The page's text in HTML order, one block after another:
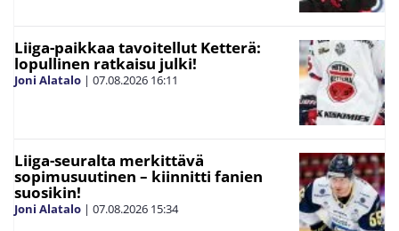
Liiga-paikkaa tavoitellut Ketterä:
lopullinen ratkaisu julki!
Joni Alatalo | 07.08.2026 16:11
Liiga-seuralta merkittävä
sopimusuutinen – kiinnitti fanien
suosikin!
Joni Alatalo | 07.08.2026 15:34